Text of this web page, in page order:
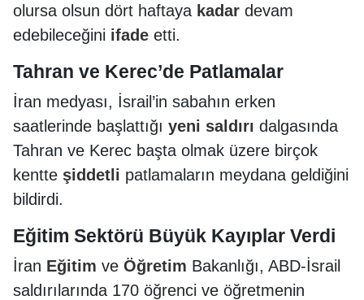
olursa olsun dört haftaya kadar devam
edebileceğini ifade etti.
Tahran ve Kerec’de Patlamalar
İran medyası, İsrail’in sabahın erken
saatlerinde başlattığı yeni saldırı dalgasında
Tahran ve Kerec başta olmak üzere birçok
kentte şiddetli patlamaların meydana geldiğini
bildirdi.
Eğitim Sektörü Büyük Kayıplar Verdi
İran Eğitim ve Öğretim Bakanlığı, ABD-İsrail
saldırılarında 170 öğrenci ve öğretmenin